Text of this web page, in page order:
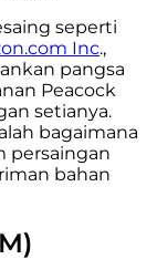
seperti
Inc.,
pangsa
Peacock
setianya.
bagaimana
persaingan
bahan